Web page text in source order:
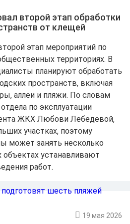
второй этап обработки
от клещей
этап мероприятий по
территориях. В
планируют обработать
пространств, включая
аллеи и пляжи. По словам
по эксплуатации
ЖКХ Любови Лебедевой,
участках, поэтому
может занять несколько
устанавливают
работ.
19 мая 2026